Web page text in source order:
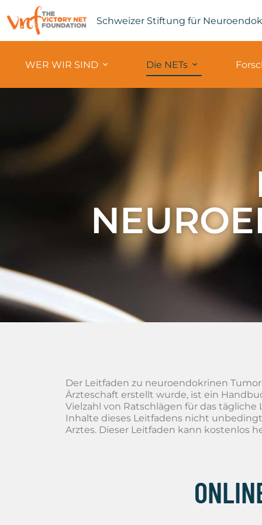
Schweizer Stiftung für
WER WIR SIND Die NETs
Der Leitfaden zu neuroendokrinen
Ärzteschaft erstellt wurde, ist ein
Vielzahl von Ratschlägen für das
Inhalte dieses Leitfadens nicht
Arztes. Dieser Leitfaden kann kostenlos